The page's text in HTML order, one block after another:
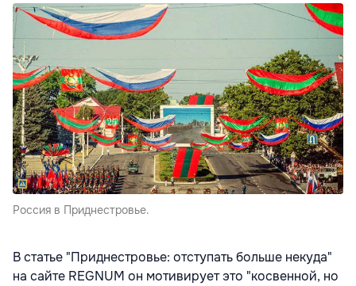
Россия в Приднестровье.
В статье "Приднестровье: отступать больше некуда"
на сайте REGNUM он мотивирует это "косвенной, но